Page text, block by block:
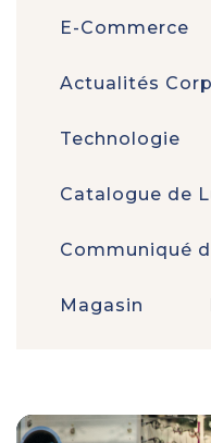
E-Commerce
Actualités
Technologie
Catalogue de
Communiqué
Magasin